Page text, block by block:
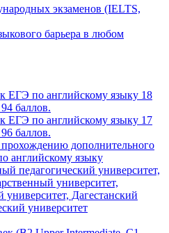
экзаменов (IELTS,
барьера в любом
ЕГЭ по английскому языку 18
баллов.
ЕГЭ по английскому языку 17
баллов.
дополнительного
английскому языку
педагогический университет,
университет,
Дагестанский
университет